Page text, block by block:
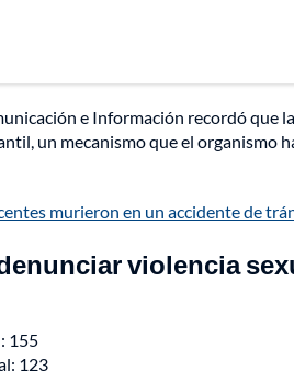
e Información recordó que
un mecanismo que el organismo
murieron en un accidente de
violencia
155
123